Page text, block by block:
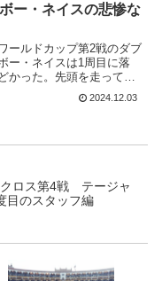
ー・ネイスの悲惨な
ールドカップ第2戦のダブ
ー・ネイスは1周目に落
かった。先頭を走ってい
ロスがバーを越えらず落
走るライダーがミスをす
2024.12.03
クロス第4戦 テージャ
のスタッフ編